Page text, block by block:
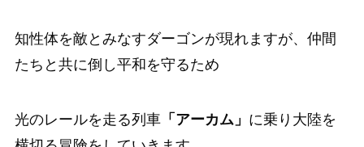
知性体を敵とみなすダーゴンが現れますが、 仲間
たちと共に倒し平和を守るため
光のレールを走る列車「アーカム」 に乗り大陸を